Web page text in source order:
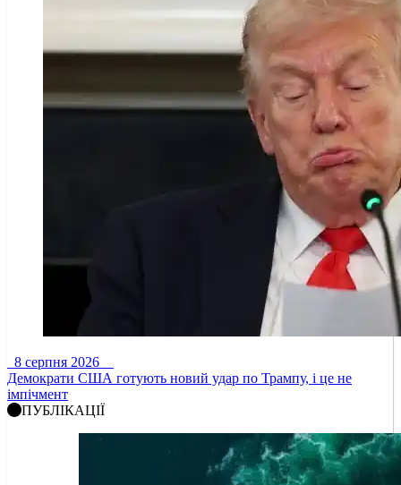
8 серпня 2026
Демократи США готують новий удар по Трампу, і це не
імпічмент
ПУБЛІКАЦІЇ